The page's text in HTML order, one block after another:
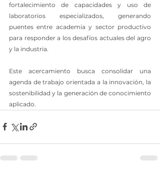
fortalecimiento de capacidades y uso de
laboratorios especializados, generando
puentes entre academia y sector productivo
para responder a los desafíos actuales del agro
y la industria.
Este acercamiento busca consolidar una
agenda de trabajo orientada a la innovación, la
sostenibilidad y la generación de conocimiento
aplicado.